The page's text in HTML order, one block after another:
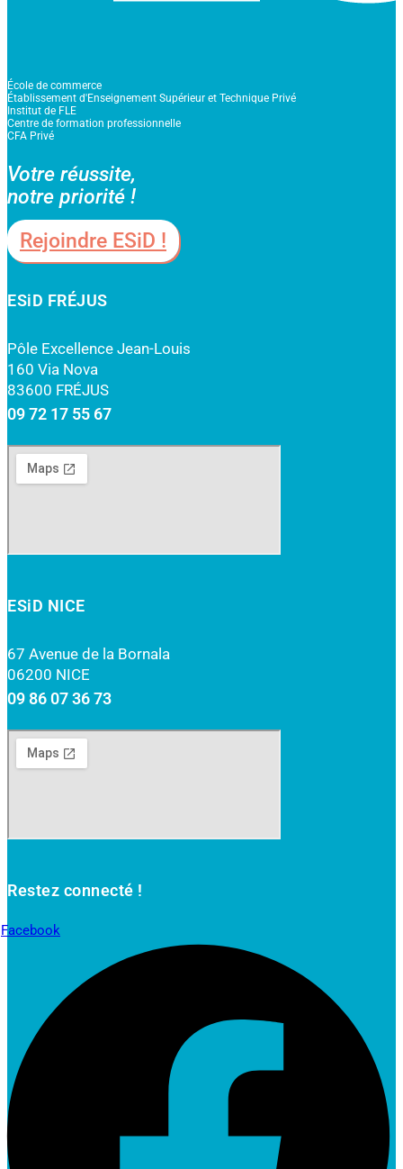
École de commerce
Établissement d'Enseignement Supérieur et Technique Privé
Institut de FLE
Centre de formation professionnelle
CFA Privé
Votre réussite,
notre priorité !
Rejoindre ESiD !
ESiD FRÉJUS
Pôle Excellence Jean-Louis
160 Via Nova
83600 FRÉJUS
09 72 17 55 67
ESiD NICE
67 Avenue de la Bornala
06200 NICE
09 86 07 36 73
Restez connecté !
Facebook